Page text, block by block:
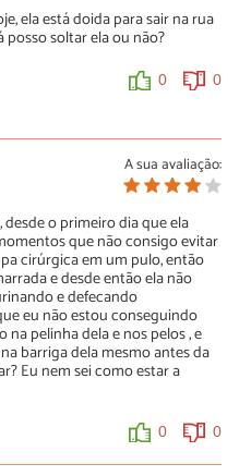
ela está doida para sair na rua
soltar ela ou não?
0 0
acesso à rua! É assim que
vivem em média 4 anos. Já
até 17 anos, em média.
0
A sua avaliação:
o primeiro dia que ela
que não consigo evitar
cirúrgica em um pulo, então
e desde então ela não
e defecando
eu não estou conseguindo
pelinha dela e nos pelos , e
barriga dela mesmo antes da
Eu nem sei como estar a
0 0